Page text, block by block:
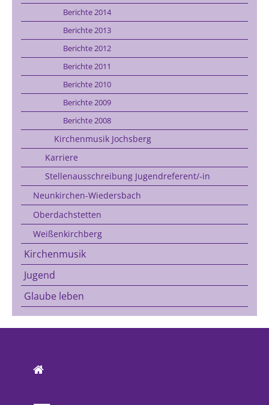
Berichte 2014
Berichte 2013
Berichte 2012
Berichte 2011
Berichte 2010
Berichte 2009
Berichte 2008
Kirchenmusik Jochsberg
Karriere
Stellenausschreibung Jugendreferent/-in
Neunkirchen-Wiedersbach
Oberdachstetten
Weißenkirchberg
Kirchenmusik
Jugend
Glaube leben